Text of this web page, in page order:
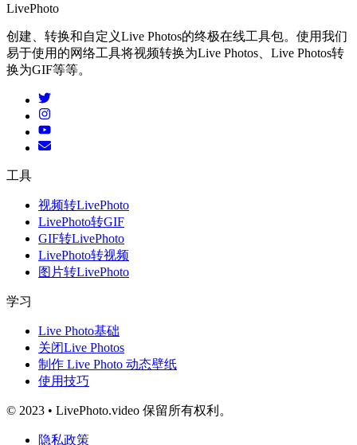
LivePhoto
创建、转换和自定义Live Photos的终极在线工具包。使用我们
易于使用的网络工具将视频转换为Live Photos、Live Photos转
换为GIF等等。
工具
视频转LivePhoto
LivePhoto转GIF
GIF转LivePhoto
LivePhoto转视频
图片转LivePhoto
学习
Live Photo基础
关闭Live Photos
制作 Live Photo 动态壁纸
使用技巧
© 2023 • LivePhoto.video 保留所有权利。
隐私政策